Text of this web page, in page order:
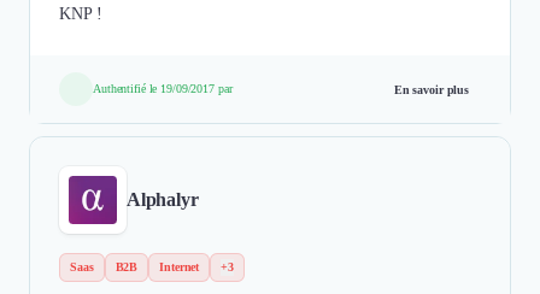
KNP !
Authentifié le 19/09/2017 par En savoir plus
Alphalyr
Saas B2B Internet +3